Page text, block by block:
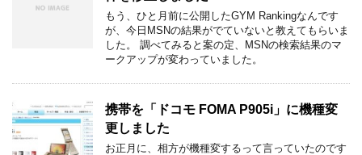
もう、ひと月前に公開したGYM Rankingなんです
が、今日MSNの結果がでていないと教えてもらいま
した。 調べてみると案の定、MSNの検索結果のマ
ークアップが変わっていました。
携帯を「ドコモ FOMA P905i」に機種変
更しました
お正月に、相方が機種変するって言っていたのです